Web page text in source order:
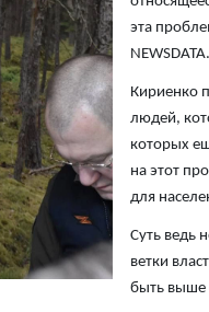
эта
Кириенко
людей,
которых
на этот
для
Суть ведь
ветки
быть выше